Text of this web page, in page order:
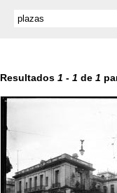
Resultados 1 - 1 de 1